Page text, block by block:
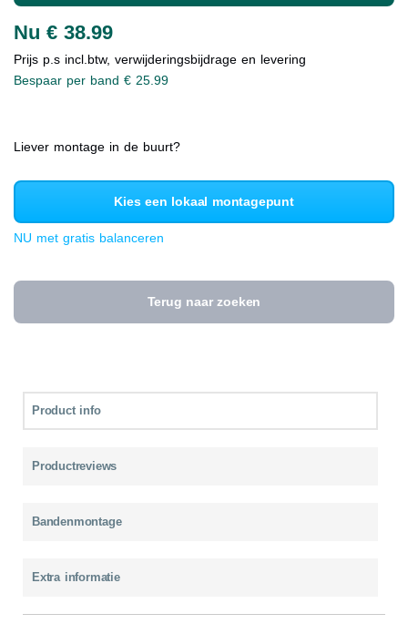
Nu € 38.99
Prijs p.s incl.btw, verwijderingsbijdrage en levering
Bespaar per band € 25.99
Liever montage in de buurt?
Kies een lokaal montagepunt
NU met gratis balanceren
Terug naar zoeken
Product info
Productreviews
Bandenmontage
Extra informatie